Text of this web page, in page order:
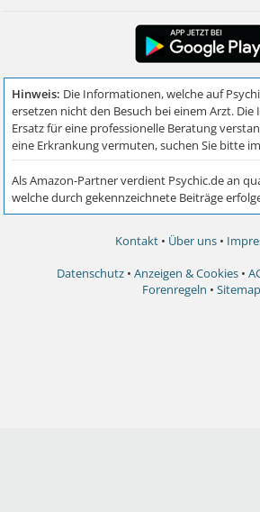
Kontakt • Über uns •
Datenschutz • Anzeigen & Cookies •
Forenregeln • Sitemap